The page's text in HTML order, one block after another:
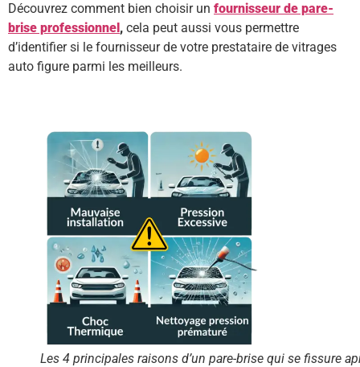
Découvrez comment bien choisir un fournisseur de pare-
brise professionnel , cela peut aussi vous permettre
d’identifier si le fournisseur de votre prestataire de vitrages
auto figure parmi les meilleurs.
Les 4 principales raisons d’un pare-brise qui se fissure